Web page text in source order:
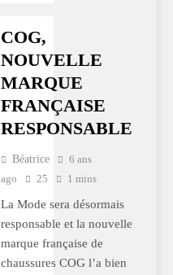
COG,
NOUVELLE
MARQUE
FRANÇAISE
RESPONSABLE
Béatrice
6 ans
ago
25 1 mins
La Mode sera désormais
responsable et la nouvelle
marque française de
chaussures COG l’a bien